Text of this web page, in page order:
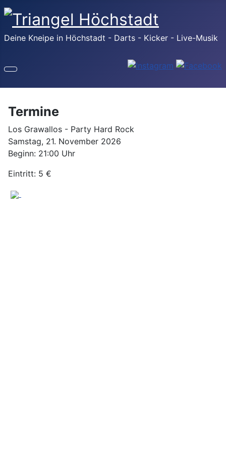
Deine Kneipe in Höchstadt - Darts - Kicker - Live-Musik
Termine
Los Grawallos - Party Hard Rock
Samstag, 21. November 2026
Beginn: 21:00 Uhr
Eintritt: 5 €